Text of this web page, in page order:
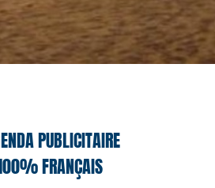
PUBLICITAIRE
FRANÇAIS